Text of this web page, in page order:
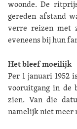
woonde. De
gereden afstand
verre reizen met
eveneens bij hun
Het bleef moeilijk
Per 1 januari 1952
vooruitgang in de
zien. Van die
namelijk niet meer